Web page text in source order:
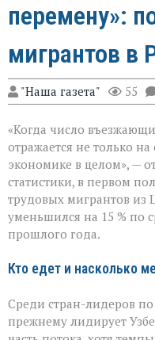
перемену»:
мигрантов в
"Наша газета" 55
«Когда число
отражается не только
экономике в целом», —
статистики, в первом
трудовых мигрантов из
уменьшился на 15 % по
прошлого года.
Кто едет и насколько
Среди стран-лидеров
прежнему лидирует